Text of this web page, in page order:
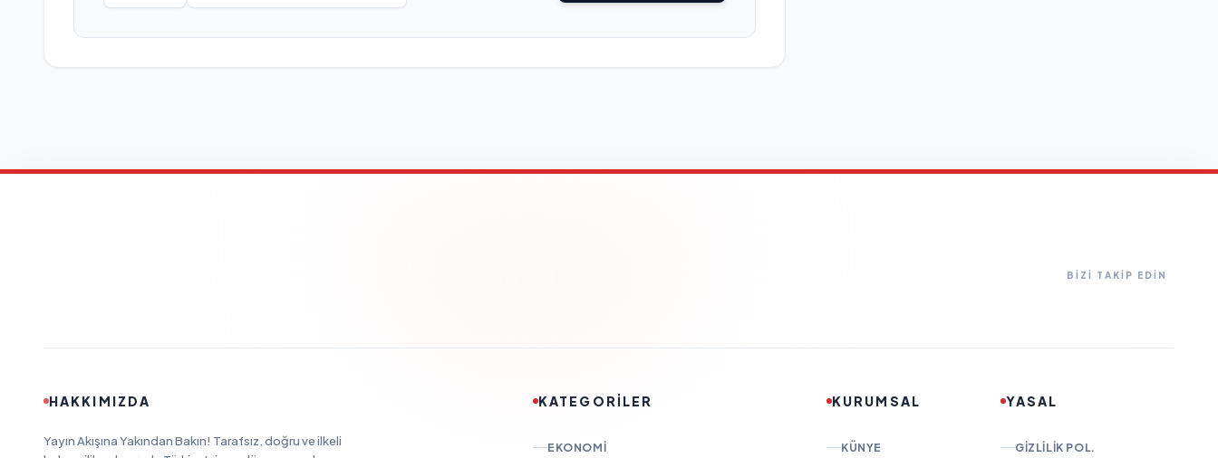
BİZİ TAKİP EDİN
HAKKIMIZDA
Yayın Akışına Yakından Bakın! Tarafsız, doğru ve ilkeli
KATEGORİLER
EKONOMI
KURUMSAL
KÜNYE
YASAL
GIZLILIK POL.